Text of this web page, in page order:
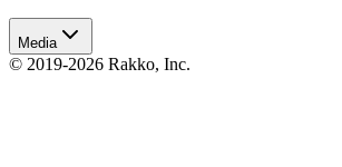
Media
© 2019-2026 Rakko, Inc.